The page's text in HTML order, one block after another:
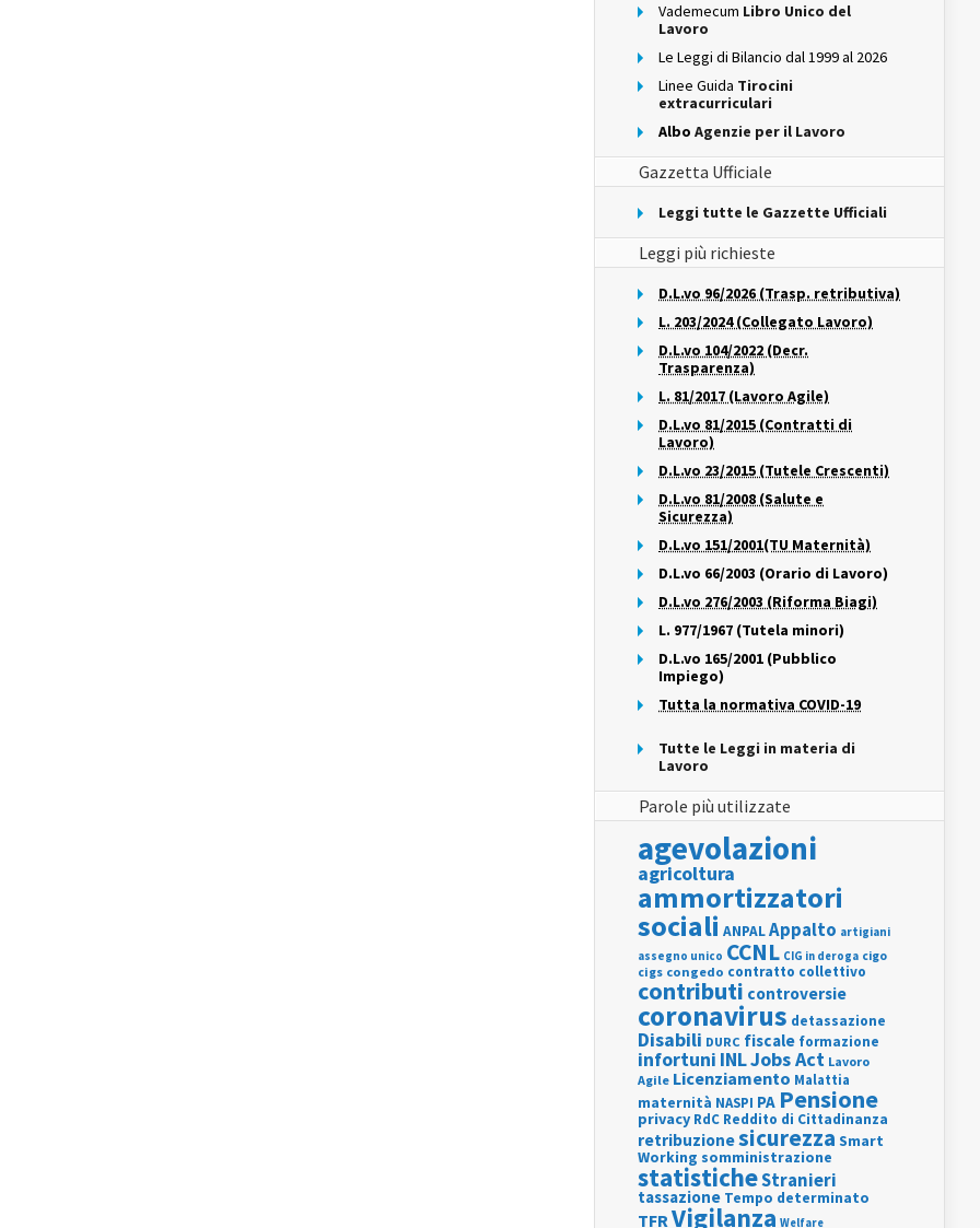
Vademecum Libro Unico del
Lavoro
Le Leggi di Bilancio dal 1999 al 2026
Linee Guida Tirocini
extracurriculari
Albo Agenzie per il Lavoro
Gazzetta Ufficiale
Leggi tutte le Gazzette Ufficiali
Leggi più richieste
D.L.vo 96/2026 (Trasp. retributiva)
L. 203/2024 (Collegato Lavoro)
D.L.vo 104/2022 (Decr.
Trasparenza)
L. 81/2017 (Lavoro Agile)
D.L.vo 81/2015 (Contratti di
Lavoro)
D.L.vo 23/2015 (Tutele Crescenti)
D.L.vo 81/2008 (Salute e
Sicurezza)
D.L.vo 151/2001(TU Maternità)
D.L.vo 66/2003 (Orario di Lavoro)
D.L.vo 276/2003 (Riforma Biagi)
L. 977/1967 (Tutela minori)
D.L.vo 165/2001 (Pubblico
Impiego)
Tutta la normativa COVID-19
Tutte le Leggi in materia di
Lavoro
Parole più utilizzate
agevolazioni
agricoltura
ammortizzatori
sociali ANPALAppalto artigiani
assegno unico CCNL CIG in deroga cigo
cigs congedo contratto collettivo
contributi controversie
coronavirus detassazione
Disabili DURC fiscale formazione
infortuni INLJobs Act Lavoro
Agile Licenziamento Malattia
maternità NASPI PA Pensione
privacy RdC Reddito di Cittadinanza
retribuzionesicurezza Smart
Working somministrazione
statisticheStranieri
tassazione Tempo determinato
TFRVigilanza Welfare